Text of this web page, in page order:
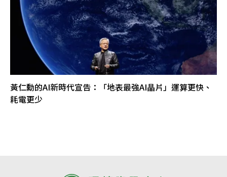
黃仁勳的AI新時代宣告：「地表最強AI晶片」運算更快、
耗電更少